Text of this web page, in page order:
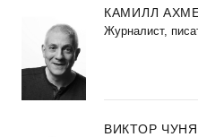
КАМИЛЛ
Журналист,
ВИКТОР